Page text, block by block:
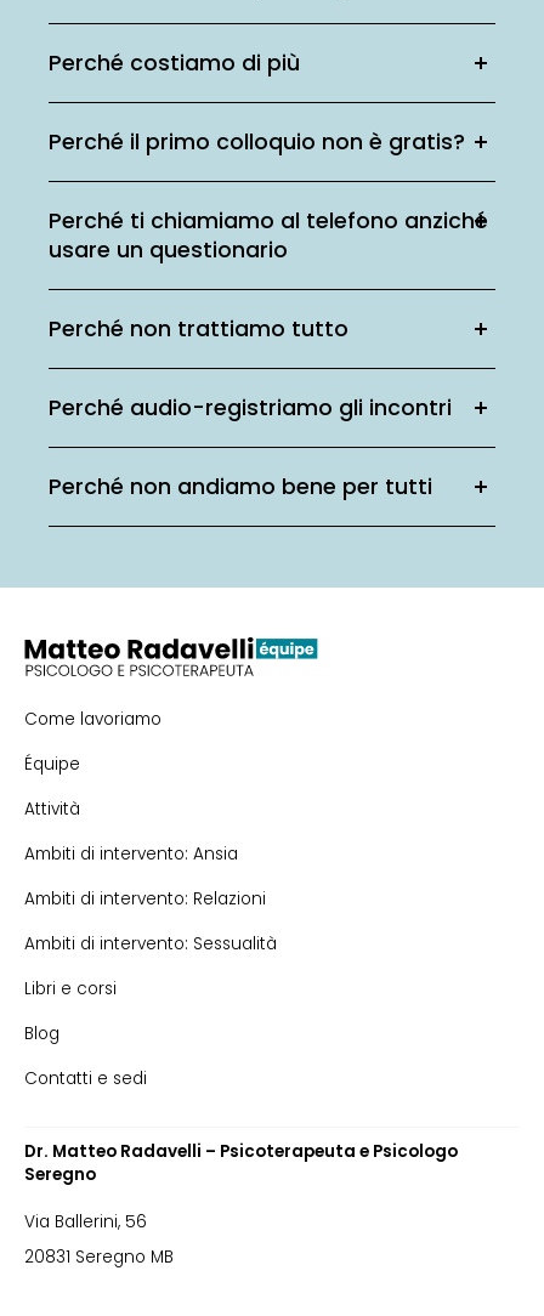
Perché costiamo di più
Perché il primo colloquio non è gratis?
Perché ti chiamiamo al telefono anziché
usare un questionario
Perché non trattiamo tutto
Perché audio-registriamo gli incontri
Perché non andiamo bene per tutti
Come lavoriamo
Équipe
Attività
Ambiti di intervento: Ansia
Ambiti di intervento: Relazioni
Ambiti di intervento: Sessualità
Libri e corsi
Blog
Contatti e sedi
Dr. Matteo Radavelli – Psicoterapeuta e Psicologo
Seregno
Via Ballerini, 56
20831 Seregno MB